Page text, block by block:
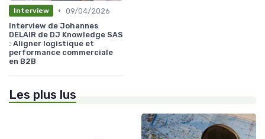
Interview • 09/04/2026
Interview de Johannes
DELAIR de DJ Knowledge SAS
: Aligner logistique et
performance commerciale
en B2B
Les plus lus